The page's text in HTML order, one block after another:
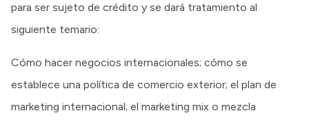
para ser sujeto de crédito y se dará tratamiento al
siguiente temario:
Cómo hacer negocios internacionales; cómo se
establece una política de comercio exterior; el plan de
marketing internacional; el marketing mix o mezcla